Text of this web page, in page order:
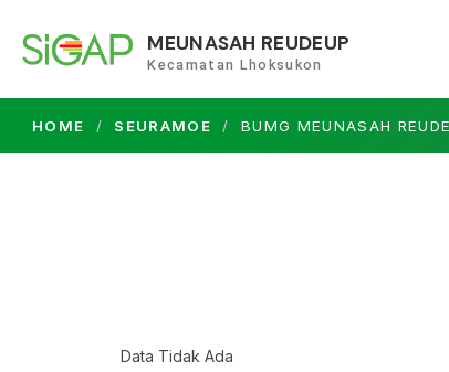
MEUNASAH REUDEUP
Kecamatan Lhoksukon
HOME SEURAMOE BUMG MEUNASAH
Data Tidak Ada